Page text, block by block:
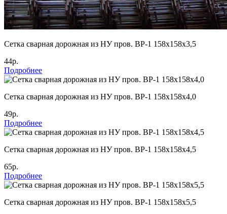
Cетка сварная дорожная из НУ пров. ВР-1 158х158х3,5
44р.
Подробнее
Cетка сварная дорожная из НУ пров. ВР-1 158х158х4,0
49р.
Подробнее
Cетка сварная дорожная из НУ пров. ВР-1 158х158х4,5
65р.
Подробнее
Cетка сварная дорожная из НУ пров. ВР-1 158х158х5,5